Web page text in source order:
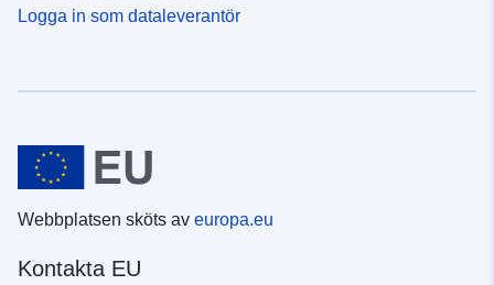
Logga in som dataleverantör
Webbplatsen sköts av europa.eu
Kontakta EU